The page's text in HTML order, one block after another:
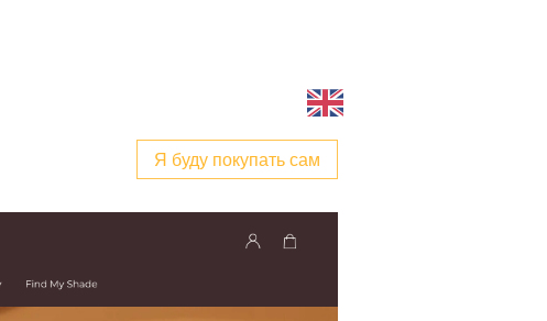
Я буду покупать сам